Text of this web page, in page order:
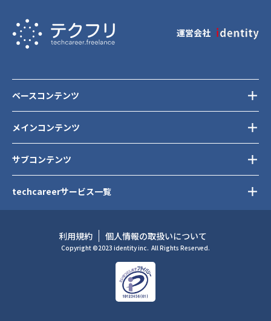
運営会社
メインコンテンツ
サブコンテンツ
ベースコンテンツ
techcareerサービス一覧
利用規約 個人情報の取扱いについて
Copyright ©2023 identity inc. All Rights Reserved.